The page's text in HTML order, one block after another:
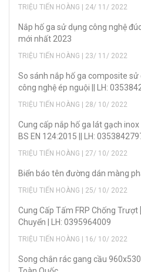
TRIỆU TIẾN HOÀNG | 24/ 11/ 2022
Nắp hố ga sử dụng công nghệ
mới nhất 2023
TRIỆU TIẾN HOÀNG | 23/ 11/ 2022
So sánh nắp hố ga composite
công nghệ ép nguội || LH:
TRIỆU TIẾN HOÀNG | 28/ 10/ 2022
Cung cấp nắp hố ga lát gạch
BS EN 124:2015 || LH:
TRIỆU TIẾN HOÀNG | 27/ 10/ 2022
Biển báo tên đường dán màng
TRIỆU TIẾN HOÀNG | 25/ 10/ 2022
Cung Cấp Tấm FRP Chống Trượt
Chuyển | LH: 0395964009
TRIỆU TIẾN HOÀNG | 16/ 10/ 2022
Song chắn rác gang cầu